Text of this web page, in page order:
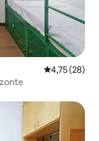
4,75 de uma
4,75 (28)